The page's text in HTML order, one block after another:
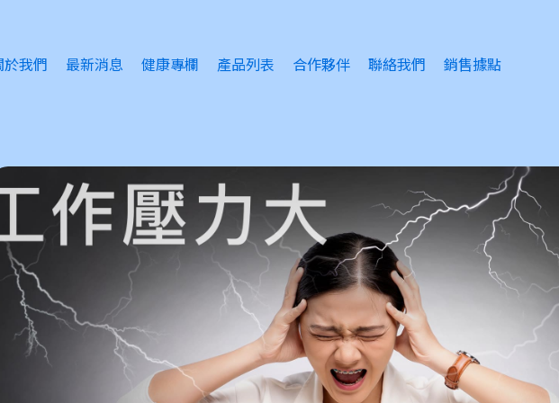
於我們 最新消息
健康專欄
傷風感冒
皮膚護理
痔瘡護理
產品列表 合作夥伴 聯絡我們 銷售據點